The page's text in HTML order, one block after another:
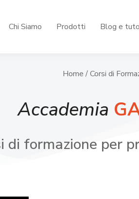
Chi Siamo Prodotti Blog e
Home / Corsi di
Accademia
di formazione per